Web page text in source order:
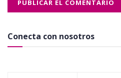
Conecta con nosotros